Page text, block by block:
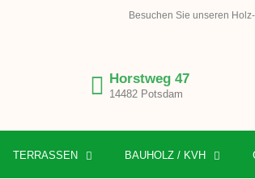
Besuchen Sie unseren
Horstweg 47
14482 Potsdam
TERRASSEN BAUHOLZ / KVH